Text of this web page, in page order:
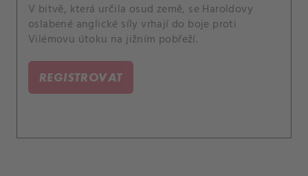
V bitvě, která určila osud země, se Haroldovy
oslabené anglické síly vrhají do boje proti
Vilémovu útoku na jižním pobřeží.
REGISTROVAT